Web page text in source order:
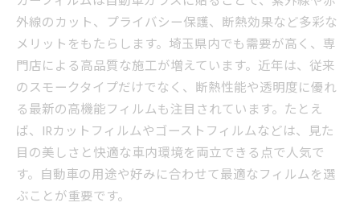
外線のカット、プライバシー保護、断熱効果など多彩な
メリットをもたらします。埼玉県内でも需要が高く、専
門店による高品質な施工が増えています。近年は、従来
のスモークタイプだけでなく、断熱性能や透明度に優れ
る最新の高機能フィルムも注目されています。たとえ
ば、IRカットフィルムやゴーストフィルムなどは、見た
目の美しさと快適な車内環境を両立できる点で人気で
す。自動車の用途や好みに合わせて最適なフィルムを選
ぶことが重要です。